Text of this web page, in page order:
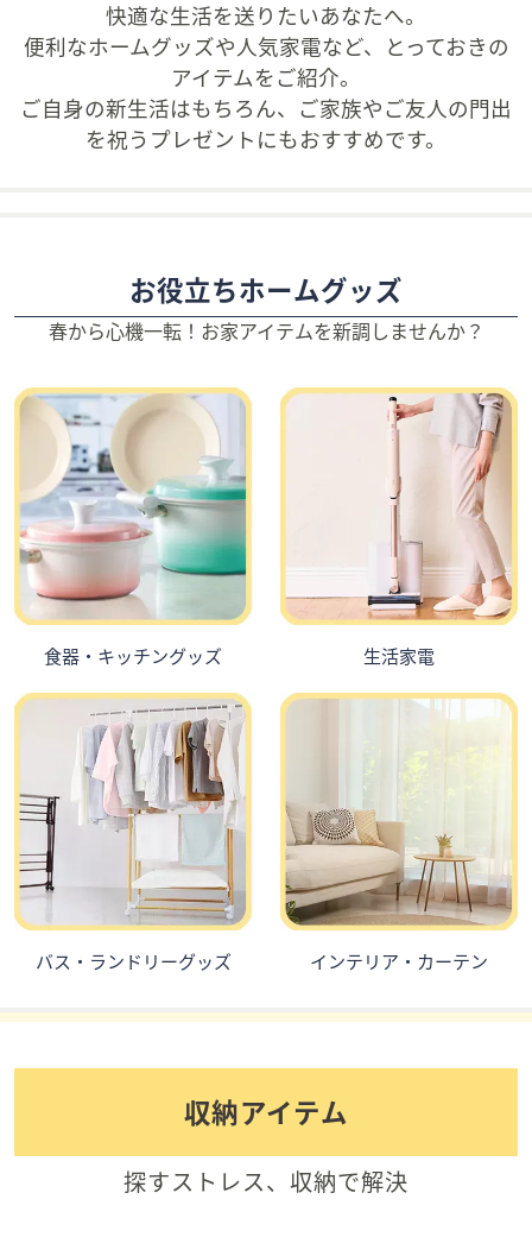
タ
チ
右
ワ
て
閲
覧
で
き
快適な生活を送りたいあなたへ。
便利なホームグッズや人気家電など、とっておきの
アイテムをご紹介。
ご自身の新生活はもちろん、ご家族やご友人の門出
を祝うプレゼントにもおすすめです。
お役立ちホームグッズ
春から心機一転！お家アイテムを新調しませんか？
食器・キッチングッズ 生活家電
バス・ランドリーグッズ インテリア・カーテン
収納アイテム
探すストレス、収納で解決